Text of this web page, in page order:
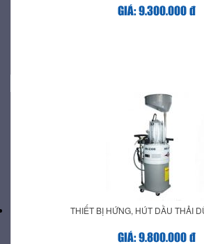
GIÁ: 9.300.000 đ
THIẾT BỊ HỨNG, HÚT DẦU THẢI
GIÁ: 9.800.000 đ